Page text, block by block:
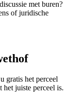
met buren?
of juridische
gratis het perceel
het juiste perceel is.